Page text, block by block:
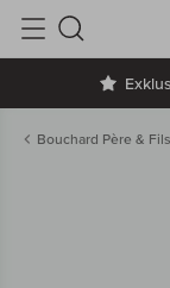
Suche
Bouchard Père & Fils